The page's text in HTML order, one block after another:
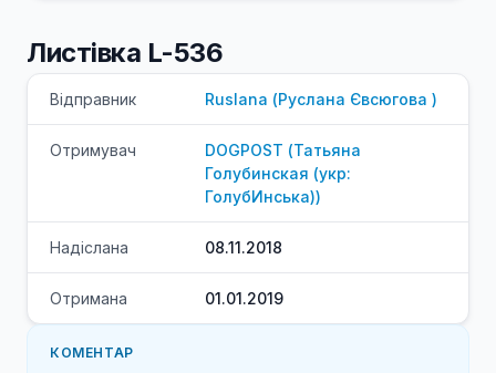
Листівка L-536
Відправник Ruslana (Руслана Євсюгова )
Отримувач DOGPOST (Татьяна
Голубинская (укр:
ГолубИнська))
Надіслана 08.11.2018
Отримана 01.01.2019
КОМЕНТАР